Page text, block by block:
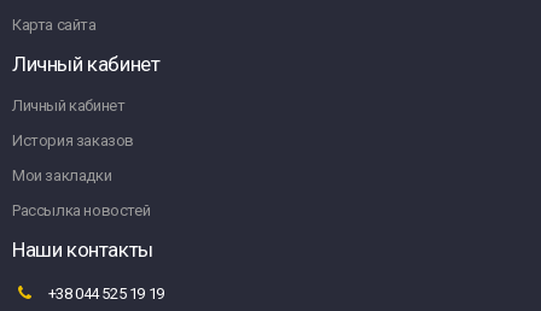
Карта сайта
Личный кабинет
Личный кабинет
История заказов
Мои закладки
Рассылка новостей
Наши контакты
+38 044 525 19 19